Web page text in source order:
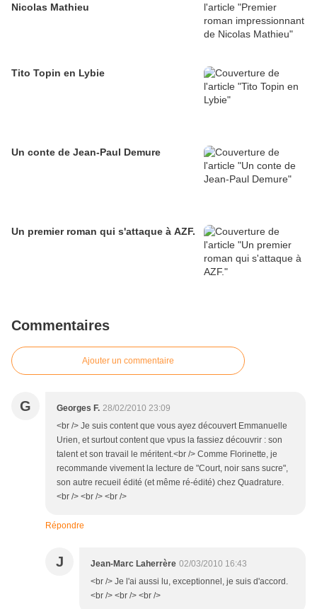
Nicolas Mathieu
Tito Topin en Lybie
Un conte de Jean-Paul Demure
Un premier roman qui s'attaque à AZF.
Commentaires
Ajouter un commentaire
G Georges F. 28/02/2010 23:09
<br /> Je suis content que vous ayez découvert Emmanuelle
Urien, et surtout content que vpus la fassiez découvrir : son
talent et son travail le méritent.<br /> Comme Florinette, je
recommande vivement la lecture de "Court, noir sans sucre",
son autre recueil édité (et même ré-édité) chez Quadrature.
<br /> <br /> <br />
Répondre
J Jean-Marc Laherrère 02/03/2010 16:43
<br /> Je l'ai aussi lu, exceptionnel, je suis d'accord.
<br /> <br /> <br />